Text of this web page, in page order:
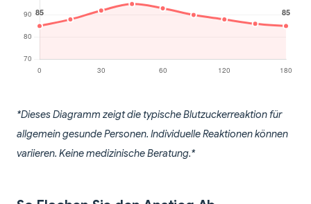
*Dieses Diagramm zeigt die typische Blutzuckerreaktion für
allgemein gesunde Personen. Individuelle Reaktionen können
variieren. Keine medizinische Beratung.*